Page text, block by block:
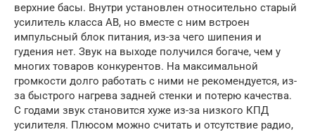
верхние басы. Внутри установлен относительно старый
усилитель класса АВ, но вместе с ним встроен
импульсный блок питания, из-за чего шипения и
гудения нет. Звук на выходе получился богаче, чем у
многих товаров конкурентов. На максимальной
громкости долго работать с ними не рекомендуется, из-
за быстрого нагрева задней стенки и потерю качества.
С годами звук становится хуже из-за низкого КПД
усилителя. Плюсом можно считать и отсутствие радио,